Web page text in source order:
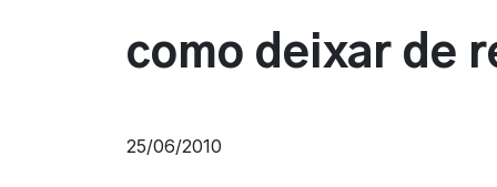
como deixar de
25/06/2010